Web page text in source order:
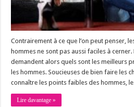
Contrairement à ce que l’on peut penser,
hommes ne sont pas aussi faciles à
demandent alors quels sont les meilleurs
les hommes. Soucieuses de bien faire les
connaître les points faibles des hommes,
Lire davantage »